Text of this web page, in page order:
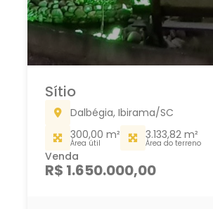
Sítio
Dalbégia, Ibirama/SC
300,00 m²
Área útil
3.133,82 m²
Área do terreno
Venda
R$ 1.650.000,00